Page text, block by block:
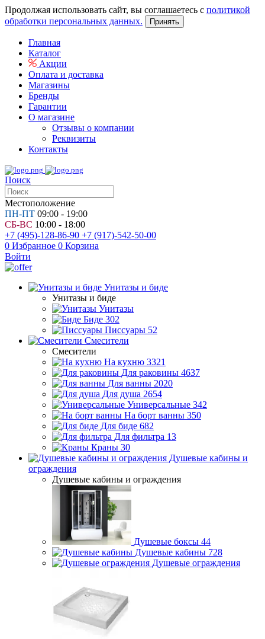
Продолжая использовать сайт, вы соглашаетесь с политикой
обработки персональных данных.
Принять
Главная
Каталог
Акции
Оплата и доставка
Магазины
Бренды
Гарантии
О магазине
Отзывы о компании
Реквизиты
Контакты
Поиск
Местоположение
ПН-ПТ 09:00 - 19:00
СБ-ВС 10:00 - 18:00
+7 (495)-128-86-90 +7 (917)-542-50-00
0 Избранное 0 Корзина
Войти
Унитазы и биде
Унитазы и биде
Унитазы
Биде 302
Писсуары 52
Смесители
Смесители
На кухню 3321
Для раковины 4637
Для ванны 2020
Для душа 2654
Универсальные 342
На борт ванны 350
Для биде 682
Для фильтра 13
Краны 30
Душевые кабины и
ограждения
Душевые кабины и ограждения
Душевые боксы 44
Душевые кабины 728
Душевые ограждения